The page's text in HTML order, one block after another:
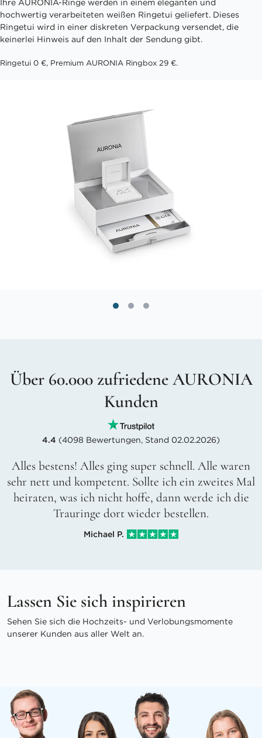
Ihre AURONIA-Ringe werden in einem eleganten und
hochwertig verarbeiteten weißen Ringetui geliefert. Dieses
Ringetui wird in einer diskreten Verpackung versendet, die
keinerlei Hinweis auf den Inhalt der Sendung gibt.
Ringetui 0 €, Premium AURONIA Ringbox 29 €.
Über 60.000 zufriedene AURONIA
Kunden
4.4 (4098 Bewertungen, Stand 02.02.2026)
Alles bestens! Alles ging super schnell. Alle waren
sehr nett und kompetent. Sollte ich ein zweites Mal
heiraten, was ich nicht hoffe, dann werde ich die
Trauringe dort wieder bestellen.
Michael P.
Lassen Sie sich inspirieren
Sehen Sie sich die Hochzeits- und Verlobungsmomente
unserer Kunden aus aller Welt an.